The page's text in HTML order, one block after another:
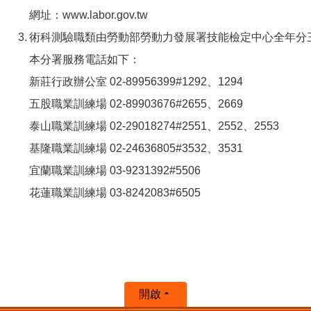
網址：www.labor.gov.tw
術科測驗職類由勞動部勞動力發展署技能檢定中心全年
本分署服務電話如下：
新莊行政辦公室 02-89956399#1292、1294
五股職業訓練場 02-89903676#2655、2669
泰山職業訓練場 02-29018274#2551、2552、2553
基隆職業訓練場 02-24636805#3532、3531
宜蘭職業訓練場 03-9231392#5506
花蓮職業訓練場 03-8242083#6505
開啟